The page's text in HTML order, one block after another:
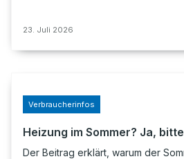
23. Juli 2026
Verbraucherinfos
Heizung im Sommer? Ja,
Der Beitrag erklärt, warum der